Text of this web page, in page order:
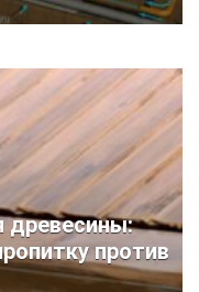
древесины:
против